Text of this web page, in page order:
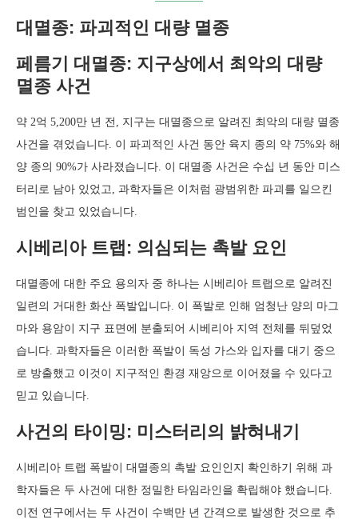
대멸종: 파괴적인 대량 멸종
페름기 대멸종: 지구상에서 최악의 대량
멸종 사건
약 2억 5,200만 년 전, 지구는 대멸종으로 알려진 최악의 대량 멸종
사건을 겪었습니다. 이 파괴적인 사건 동안 육지 종의 약 75%와 해
양 종의 90%가 사라졌습니다. 이 대멸종 사건은 수십 년 동안 미스
터리로 남아 있었고, 과학자들은 이처럼 광범위한 파괴를 일으킨
범인을 찾고 있었습니다.
시베리아 트랩: 의심되는 촉발 요인
대멸종에 대한 주요 용의자 중 하나는 시베리아 트랩으로 알려진
일련의 거대한 화산 폭발입니다. 이 폭발로 인해 엄청난 양의 마그
마와 용암이 지구 표면에 분출되어 시베리아 지역 전체를 뒤덮었
습니다. 과학자들은 이러한 폭발이 독성 가스와 입자를 대기 중으
로 방출했고 이것이 지구적인 환경 재앙으로 이어졌을 수 있다고
믿고 있습니다.
사건의 타이밍: 미스터리의 밝혀내기
시베리아 트랩 폭발이 대멸종의 촉발 요인인지 확인하기 위해 과
학자들은 두 사건에 대한 정밀한 타임라인을 확립해야 했습니다.
이전 연구에서는 두 사건이 수백만 년 간격으로 발생한 것으로 추